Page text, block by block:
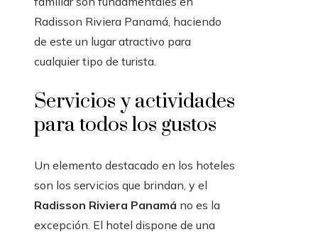
Radisson Riviera Panamá, haciendo
de este un lugar atractivo para
cualquier tipo de turista.
Servicios y actividades
para todos los gustos
Un elemento destacado en los hoteles
son los servicios que brindan, y el
Radisson Riviera Panamá no es la
excepción. El hotel dispone de una